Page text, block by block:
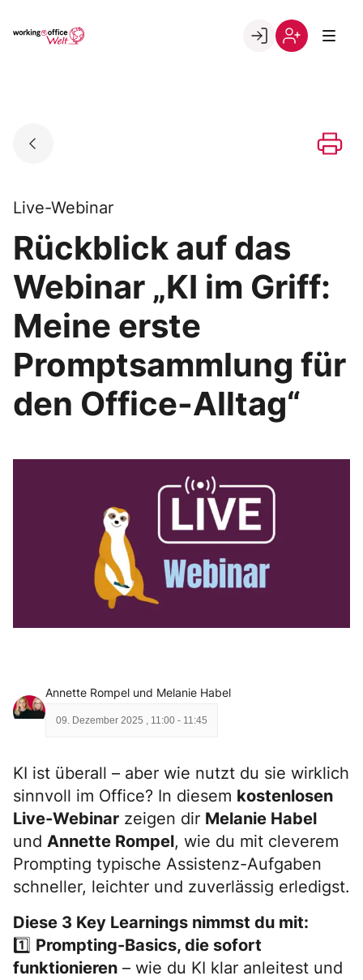
Go to landing page.
Live-Webinar
Rückblick auf das
Webinar „KI im Griff:
Meine erste
Promptsammlung für
den Office-Alltag“
Annette Rompel und Melanie Habel
09. Dezember 2025 , 11:00 - 11:45
KI ist überall – aber wie nutzt du sie wirklich
sinnvoll im Office? In diesem kostenlosen
Live-Webinar zeigen dir Melanie Habel
und Annette Rompel, wie du mit cleverem
Prompting typische Assistenz-Aufgaben
schneller, leichter und zuverlässig erledigst.
Diese 3 Key Learnings nimmst du mit:
1️⃣ Prompting-Basics, die sofort
funktionieren – wie du KI klar anleitest und